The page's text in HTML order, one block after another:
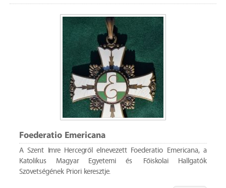
Foederatio Emericana
A Szent Imre Hercegről elnevezett Foederatio Emericana, a
Katolikus Magyar Egyetemi és Főiskolai Hallgatók
Szövetségének Priori keresztje.